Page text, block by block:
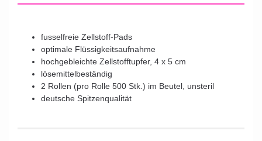
fusselfreie Zellstoff-Pads
optimale Flüssigkeitsaufnahme
hochgebleichte Zellstofftupfer, 4 x 5 cm
lösemittelbeständig
2 Rollen (pro Rolle 500 Stk.) im Beutel, unsteril
deutsche Spitzenqualität